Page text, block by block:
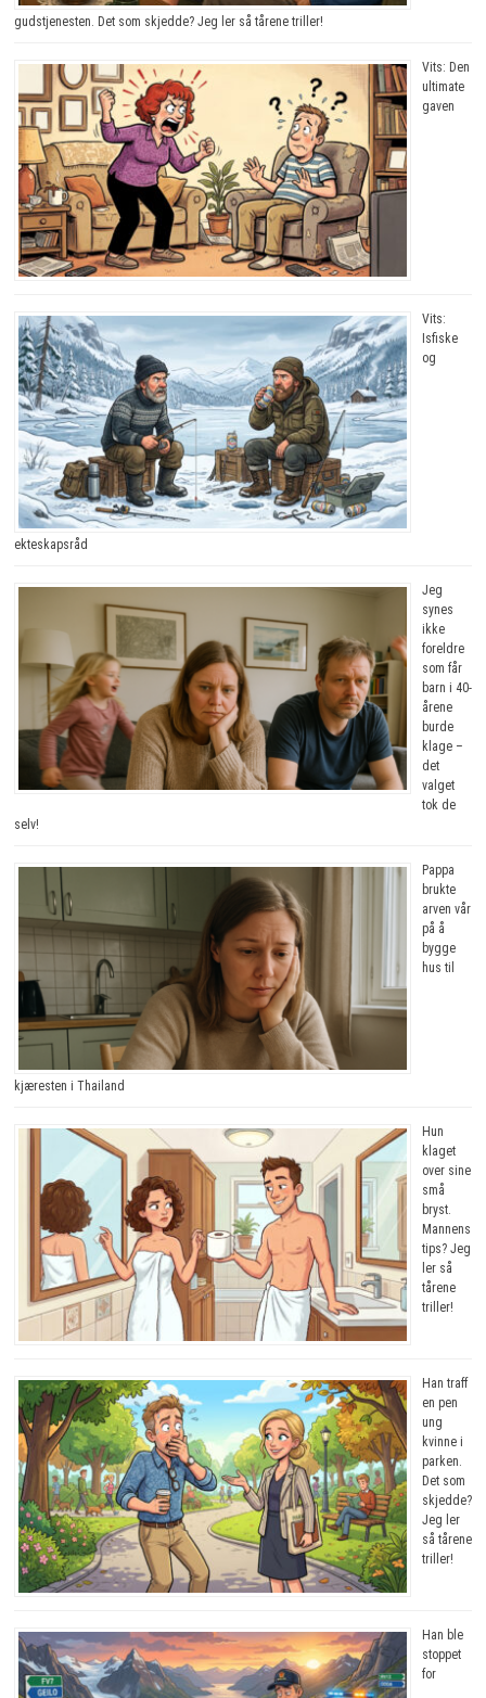
gudstjenesten. Det som skjedde? Jeg ler så tårene triller!
Vits: Den
ultimate
gaven
Vits:
Isfiske
og
ekteskapsråd
Jeg
synes
ikke
foreldre
som får
barn i 40-
årene
burde
klage –
det
valget
tok de
selv!
Pappa
brukte
arven vår
på å
bygge
hus til
kjæresten i Thailand
Hun
klaget
over sine
små
bryst.
Mannens
tips? Jeg
ler så
tårene
triller!
Han traff
en pen
ung
kvinne i
parken.
Det som
skjedde?
Jeg ler
så tårene
triller!
Han ble
stoppet
for